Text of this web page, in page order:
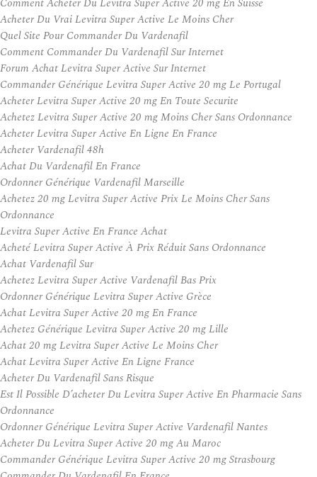
Acheter Du Vrai Levitra Super Active Le Moins Cher
Quel Site Pour Commander Du Vardenafil
Comment Commander Du Vardenafil Sur Internet
Forum Achat Levitra Super Active Sur Internet
Commander Générique Levitra Super Active 20 mg Le Portugal
Acheter Levitra Super Active 20 mg En Toute Securite
Achetez Levitra Super Active 20 mg Moins Cher Sans Ordonnance
Acheter Levitra Super Active En Ligne En France
Acheter Vardenafil 48h
Achat Du Vardenafil En France
Ordonner Générique Vardenafil Marseille
Achetez 20 mg Levitra Super Active Prix Le Moins Cher Sans
Ordonnance
Levitra Super Active En France Achat
Acheté Levitra Super Active À Prix Réduit Sans Ordonnance
Achat Vardenafil Sur
Achetez Levitra Super Active Vardenafil Bas Prix
Ordonner Générique Levitra Super Active Grèce
Achat Levitra Super Active 20 mg En France
Achetez Générique Levitra Super Active 20 mg Lille
Achat 20 mg Levitra Super Active Le Moins Cher
Achat Levitra Super Active En Ligne France
Acheter Du Vardenafil Sans Risque
Est Il Possible D’acheter Du Levitra Super Active En Pharmacie Sans
Ordonnance
Ordonner Générique Levitra Super Active Vardenafil Nantes
Acheter Du Levitra Super Active 20 mg Au Maroc
Commander Générique Levitra Super Active 20 mg Strasbourg